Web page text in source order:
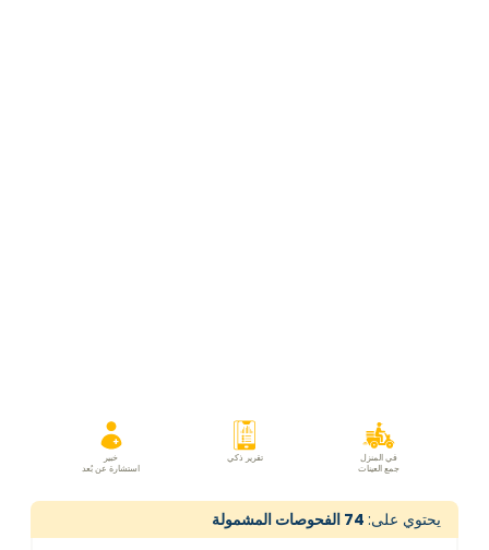
في المنزل
جمع العينات
تقرير ذكي
خبير
استشارة عن بُعد
يحتوي على: 74 الفحوصات المشمولة